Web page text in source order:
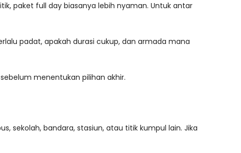
paket full day biasanya lebih nyaman. Untuk antar
padat, apakah durasi cukup, dan armada mana
menentukan pilihan akhir.
sekolah, bandara, stasiun, atau titik kumpul lain. Jika